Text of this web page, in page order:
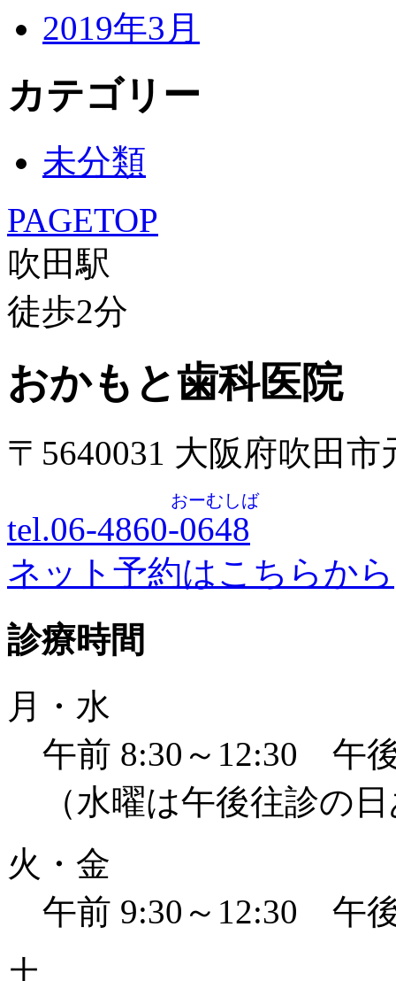
2019年3月
カテゴリー
未分類
PAGETOP
吹田駅
徒歩2分
おかもと歯科医院
〒5640031 大阪府吹田
tel.06-4860-0648
おーむしば
ネット予約はこちらから
診療時間
月・水
午前 8:30～12:30 午
（水曜は午後往診の
火・金
午前 9:30～12:30 午
土